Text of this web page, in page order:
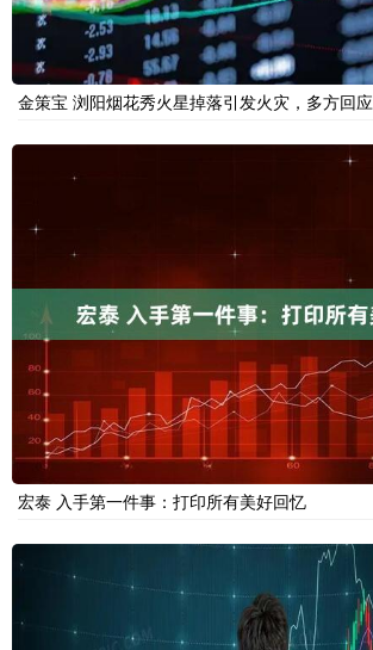
金策宝 浏阳烟花秀火星掉落引发火灾，多方回应
宏泰 入手第一件事：打印所有美好回忆